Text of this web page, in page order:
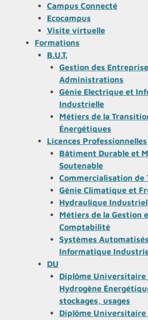
Campus Connecté
Ecocampus
Visite virtuelle
Formations
B.U.T.
Gestion des
Administrations
Génie Electrique et
Industrielle
Métiers de la
Énergétiques
Licences Professionnelles
Bâtiment Durable et
Soutenable
Commercialisation de
Génie Climatique et
Hydraulique
Métiers de la Gestion
Comptabilité
Systèmes
Informatique
DU
Diplôme Universitaire
Hydrogène
stockages, usages
Diplôme